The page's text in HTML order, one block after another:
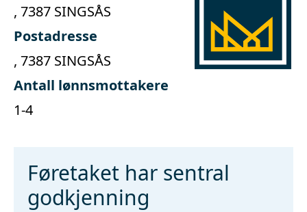
, 7387 SINGSÅS
Postadresse
, 7387 SINGSÅS
Antall lønnsmottakere
1-4
Føretaket har sentral
godkjenning